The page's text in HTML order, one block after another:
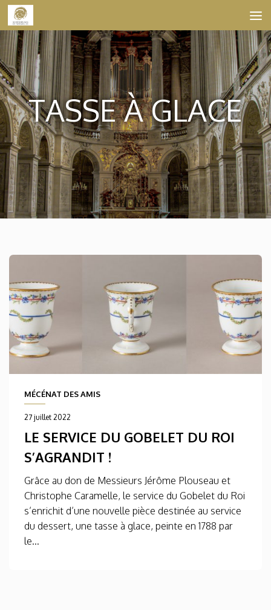
Skip to content
TASSE À GLACE
MÉCÉNAT DES AMIS
27 juillet 2022
LE SERVICE DU GOBELET DU ROI
S’AGRANDIT !
Grâce au don de Messieurs Jérôme Plouseau et
Christophe Caramelle, le service du Gobelet du Roi
s’enrichit d’une nouvelle pièce destinée au service
du dessert, une tasse à glace, peinte en 1788 par
le...